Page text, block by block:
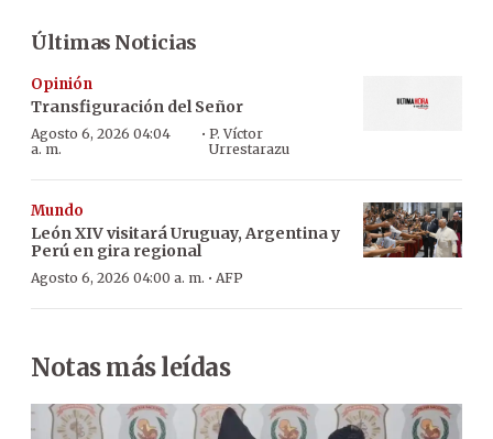
Últimas Noticias
Opinión
Transfiguración del Señor
Agosto 6, 2026 04:04
a. m.
· P. Víctor
Urrestarazu
Mundo
León XIV visitará Uruguay, Argentina y
Perú en gira regional
Agosto 6, 2026 04:00 a. m. · AFP
Notas más leídas